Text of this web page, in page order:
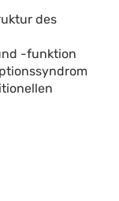
des
-funktion